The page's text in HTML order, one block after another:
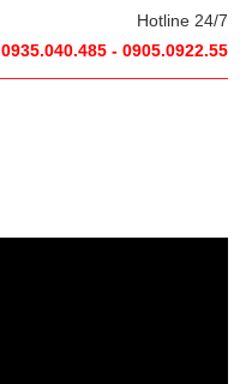
Hotline 24/7
0935.040.485 - 0905.0922.55